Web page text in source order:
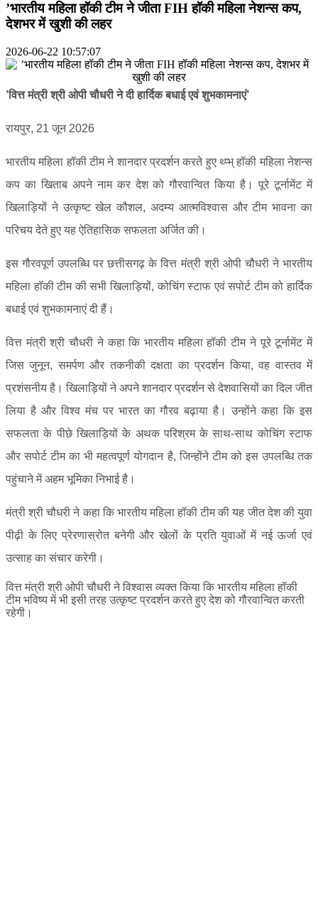
’भारतीय महिला हॉकी टीम ने जीता FIH हॉकी महिला नेशन्स कप,
देशभर में खुशी की लहर
2026-06-22 10:57:07
’वित्त मंत्री श्री ओपी चौधरी ने दी हार्दिक बधाई एवं शुभकामनाएं’
रायपुर, 21 जून 2026
भारतीय महिला हॉकी टीम ने शानदार प्रदर्शन करते हुए थ्प्भ् हॉकी महिला नेशन्स
कप का खिताब अपने नाम कर देश को गौरवान्वित किया है। पूरे टूर्नामेंट में
खिलाड़ियों ने उत्कृष्ट खेल कौशल, अदम्य आत्मविश्वास और टीम भावना का
परिचय देते हुए यह ऐतिहासिक सफलता अर्जित की।
इस गौरवपूर्ण उपलब्धि पर छत्तीसगढ़ के वित्त मंत्री श्री ओपी चौधरी ने भारतीय
महिला हॉकी टीम की सभी खिलाड़ियों, कोचिंग स्टाफ एवं सपोर्ट टीम को हार्दिक
बधाई एवं शुभकामनाएं दी हैं।
वित्त मंत्री श्री चौधरी ने कहा कि भारतीय महिला हॉकी टीम ने पूरे टूर्नामेंट में
जिस जुनून, समर्पण और तकनीकी दक्षता का प्रदर्शन किया, वह वास्तव में
प्रशंसनीय है। खिलाड़ियों ने अपने शानदार प्रदर्शन से देशवासियों का दिल जीत
लिया है और विश्व मंच पर भारत का गौरव बढ़ाया है। उन्होंने कहा कि इस
सफलता के पीछे खिलाड़ियों के अथक परिश्रम के साथ-साथ कोचिंग स्टाफ
और सपोर्ट टीम का भी महत्वपूर्ण योगदान है, जिन्होंने टीम को इस उपलब्धि तक
पहुंचाने में अहम भूमिका निभाई है।
मंत्री श्री चौधरी ने कहा कि भारतीय महिला हॉकी टीम की यह जीत देश की युवा
पीढ़ी के लिए प्रेरणास्रोत बनेगी और खेलों के प्रति युवाओं में नई ऊर्जा एवं
उत्साह का संचार करेगी।
वित्त मंत्री श्री ओपी चौधरी ने विश्वास व्यक्त किया कि भारतीय महिला हॉकी
टीम भविष्य में भी इसी तरह उत्कृष्ट प्रदर्शन करते हुए देश को गौरवान्वित करती
रहेगी।